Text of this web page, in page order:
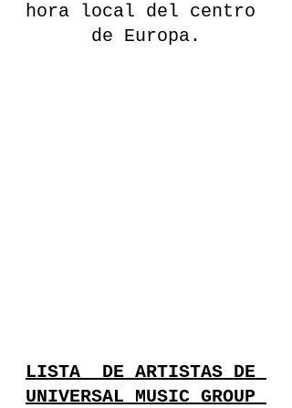
hora local del centro
de Europa.
LISTA  DE ARTISTAS DE
UNIVERSAL MUSIC GROUP